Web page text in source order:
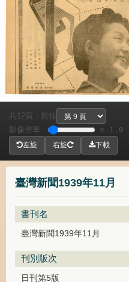
臺灣新聞1939年11月
書刊名
臺灣新聞1939年11月
刊別版次
日刊第5版
共 12頁，
前往
影像倍率
x 1.0
左旋 右旋 下載